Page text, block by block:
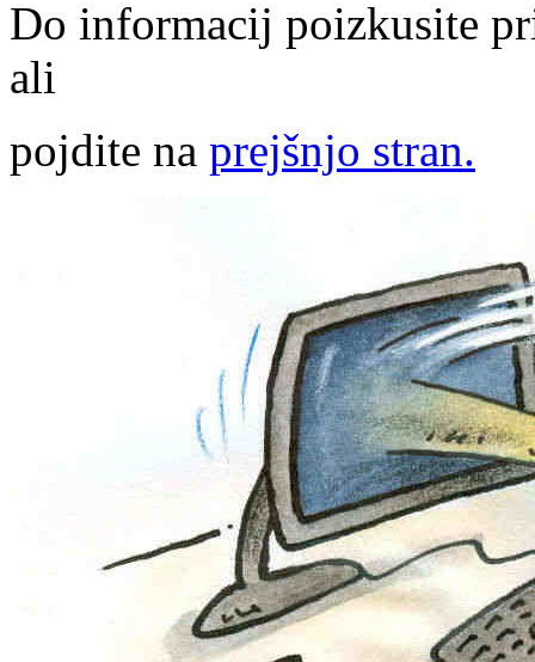
Do informacij poizkusite
ali
pojdite na prejšnjo stran.